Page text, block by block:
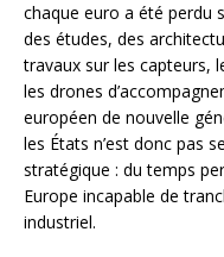
chaque euro a été perdu
des études, des
travaux sur les capteurs,
les drones
européen de nouvelle
les États n’est donc pas
stratégique : du temps
Europe incapable de
industriel.